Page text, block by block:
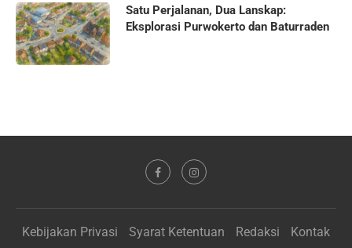
Satu Perjalanan, Dua Lanskap:
Eksplorasi Purwokerto dan Baturraden
Kebijakan Privasi Syarat Ketentuan Redaksi Kontak